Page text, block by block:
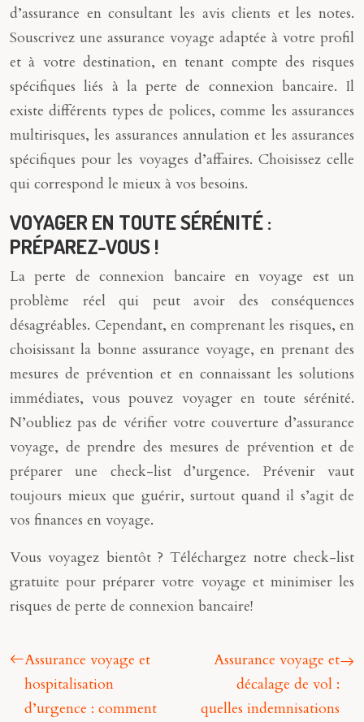
d’assurance en consultant les avis clients et les notes.
Souscrivez une assurance voyage adaptée à votre profil
et à votre destination, en tenant compte des risques
spécifiques liés à la perte de connexion bancaire. Il
existe différents types de polices, comme les assurances
multirisques, les assurances annulation et les assurances
spécifiques pour les voyages d’affaires. Choisissez celle
qui correspond le mieux à vos besoins.
VOYAGER EN TOUTE SÉRÉNITÉ :
PRÉPAREZ-VOUS !
La perte de connexion bancaire en voyage est un
problème réel qui peut avoir des conséquences
désagréables. Cependant, en comprenant les risques, en
choisissant la bonne assurance voyage, en prenant des
mesures de prévention et en connaissant les solutions
immédiates, vous pouvez voyager en toute sérénité.
N’oubliez pas de vérifier votre couverture d’assurance
voyage, de prendre des mesures de prévention et de
préparer une check-list d’urgence. Prévenir vaut
toujours mieux que guérir, surtout quand il s’agit de
vos finances en voyage.
Vous voyagez bientôt ? Téléchargez notre check-list
gratuite pour préparer votre voyage et minimiser les
risques de perte de connexion bancaire!
Assurance voyage et
hospitalisation
d’urgence : comment
Assurance voyage et
décalage de vol :
quelles indemnisations